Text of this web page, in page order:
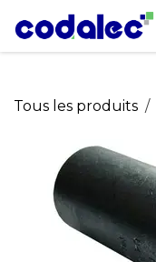
Se rendre au contenu
Tous les produits